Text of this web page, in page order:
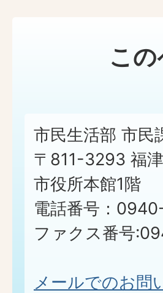
こ
市民生活部 市民
〒811-3293 福
市役所本館1階
電話番号：
ファクス番号
メールでのお問